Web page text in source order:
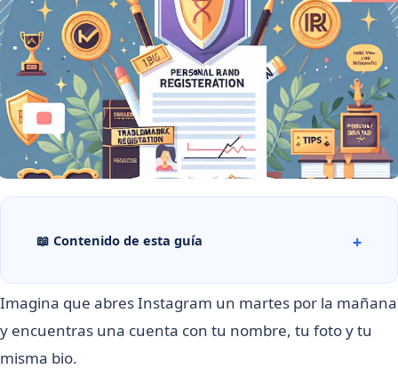
📖 Contenido de esta guía
Imagina que abres Instagram un martes por la mañana
y encuentras una cuenta con tu nombre, tu foto y tu
misma bio.